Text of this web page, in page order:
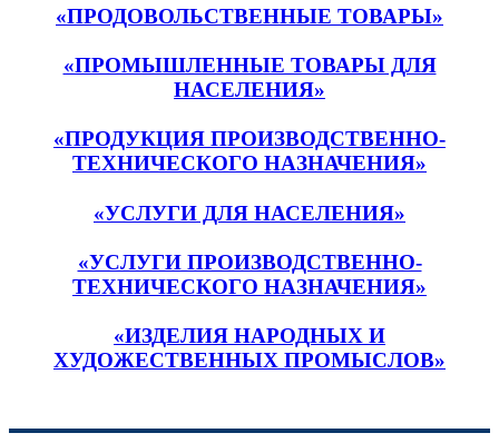
«ПРОДОВОЛЬСТВЕННЫЕ ТОВАРЫ»
«ПРОМЫШЛЕННЫЕ ТОВАРЫ ДЛЯ
НАСЕЛЕНИЯ»
«ПРОДУКЦИЯ ПРОИЗВОДСТВЕННО-
ТЕХНИЧЕСКОГО НАЗНАЧЕНИЯ»
«УСЛУГИ ДЛЯ НАСЕЛЕНИЯ»
«УСЛУГИ ПРОИЗВОДСТВЕННО-
ТЕХНИЧЕСКОГО НАЗНАЧЕНИЯ»
«ИЗДЕЛИЯ НАРОДНЫХ И
ХУДОЖЕСТВЕННЫХ ПРОМЫСЛОВ»